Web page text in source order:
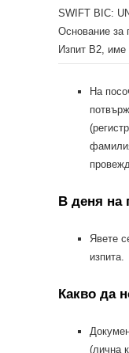
SWIFT BIC:
Основание за
Изпит В2,
На
В деня на
Явете
изпита.
Какво да
(лична